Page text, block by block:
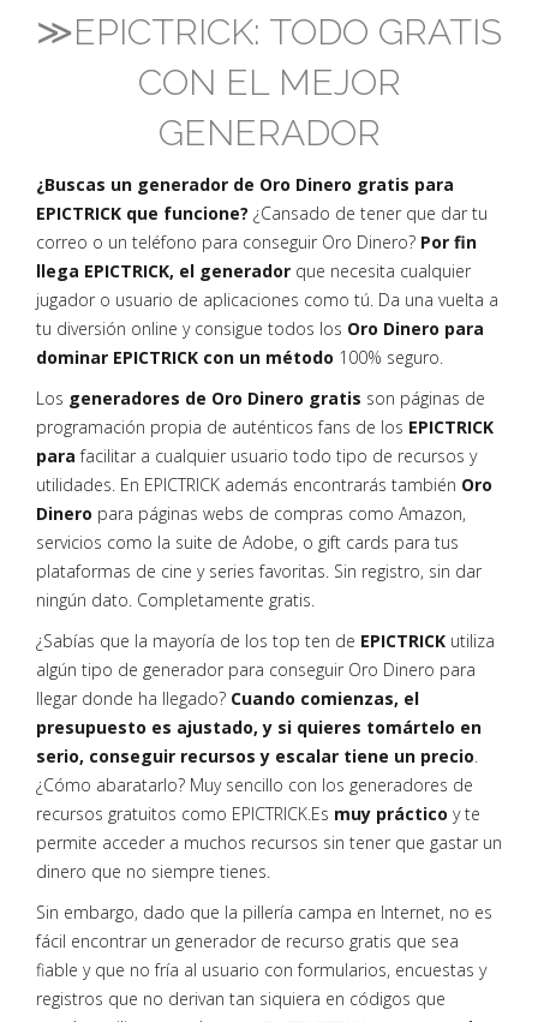
≫EPICTRICK: TODO GRATIS
CON EL MEJOR
GENERADOR
¿Buscas un generador de Oro Dinero gratis para
EPICTRICK que funcione? ¿Cansado de tener que dar tu
correo o un teléfono para conseguir Oro Dinero? Por fin
llega EPICTRICK, el generador que necesita cualquier
jugador o usuario de aplicaciones como tú. Da una vuelta a
tu diversión online y consigue todos los Oro Dinero para
dominar EPICTRICK con un método 100% seguro.
Los generadores de Oro Dinero gratis son páginas de
programación propia de auténticos fans de los EPICTRICK
para facilitar a cualquier usuario todo tipo de recursos y
utilidades. En EPICTRICK además encontrarás también Oro
Dinero para páginas webs de compras como Amazon,
servicios como la suite de Adobe, o gift cards para tus
plataformas de cine y series favoritas. Sin registro, sin dar
ningún dato. Completamente gratis.
¿Sabías que la mayoría de los top ten de EPICTRICK utiliza
algún tipo de generador para conseguir Oro Dinero para
llegar donde ha llegado? Cuando comienzas, el
presupuesto es ajustado, y si quieres tomártelo en
serio, conseguir recursos y escalar tiene un precio.
¿Cómo abaratarlo? Muy sencillo con los generadores de
recursos gratuitos como EPICTRICK.Es muy práctico y te
permite acceder a muchos recursos sin tener que gastar un
dinero que no siempre tienes.
Sin embargo, dado que la pillería campa en Internet, no es
fácil encontrar un generador de recurso gratis que sea
fiable y que no fría al usuario con formularios, encuestas y
registros que no derivan tan siquiera en códigos que